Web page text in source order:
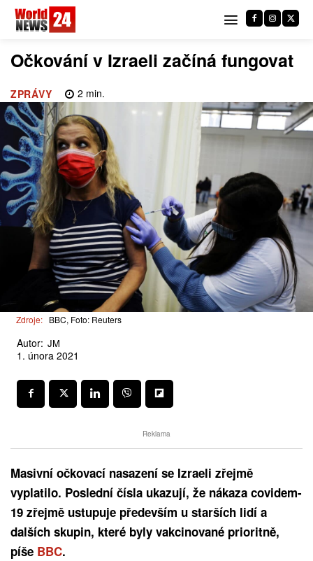
Očkování v Izraeli začíná fungovat
ZPRÁVY 2 min.
Zdroje: BBC, Foto: Reuters
Autor: JM
1. února 2021
Reklama
Masivní očkovací nasazení se Izraeli zřejmě
vyplatilo. Poslední čísla ukazují, že nákaza covidem-
19 zřejmě ustupuje především u starších lidí a
dalších skupin, které byly vakcinované prioritně,
píše BBC.